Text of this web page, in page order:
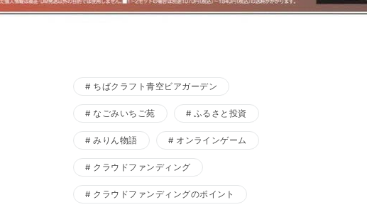
いちごビール
ちばクラフト青空ビアガーデン
なごみいちご苑 ふるさと投資
みりん物語 オンラインゲーム
クラウドファンディング
クラウドファンディングのポイント